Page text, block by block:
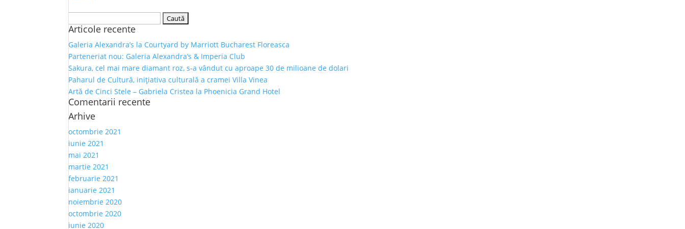
după:
Articole recente
Galeria Alexandra’s la Courtyard by Marriott Bucharest Floreasca
Parteneriat nou: Galeria Alexandra’s & Imperia Club
Sakura, cel mai mare diamant roz, s-a vândut cu aproape 30 de milioane de dolari
Paharul de Cultură, inițiativa culturală a cramei Villa Vinea
Artă de Cinci Stele – Gabriela Cristea la Phoenicia Grand Hotel
Comentarii recente
Arhive
octombrie 2021
iunie 2021
mai 2021
martie 2021
februarie 2021
ianuarie 2021
noiembrie 2020
octombrie 2020
iunie 2020